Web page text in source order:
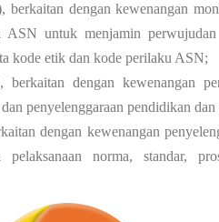
dengan kewenangan
ASN untuk menjamin
kode etik dan kode perilaku ASN;
dengan kewenangan
penyelenggaraan pendidikan
dengan kewenangan
norma, standar,